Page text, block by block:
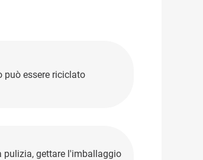
può essere riciclato
pulizia, gettare l'imballaggio